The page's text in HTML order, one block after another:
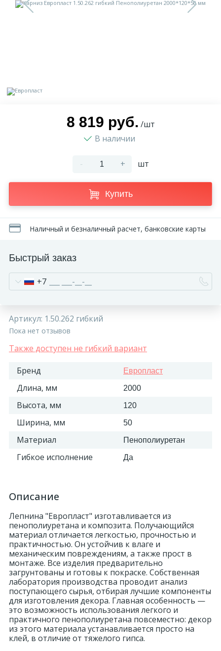
8 819 руб. /шт
В наличии
- + шт
Купить
Наличный и безналичный расчет, банковские карты
Быстрый заказ
+7
Артикул: 1.50.262 гибкий
Пока нет отзывов
Также доступен не гибкий вариант
Бренд Европласт
Длина, мм 2000
Высота, мм 120
Ширина, мм 50
Материал Пенополиуретан
Гибкое исполнение Да
Описание
Лепнина "Европласт" изготавливается из
пенополиуретана и композита. Получающийся
материал отличается легкостью, прочностью и
практичностью. Он устойчив к влаге и
механическим повреждениям, а также прост в
монтаже. Все изделия предварительно
загрунтованы и готовы к покраске. Собственная
лаборатория производства проводит анализ
поступающего сырья, отбирая лучшие компоненты
для изготовления декора. Главная особенность —
это возможность использования легкого и
практичного пенополиуретана повсеместно: декор
из этого материала устанавливается просто на
клей, в отличие от тяжелого гипса.
Доставка
Сотрудничество